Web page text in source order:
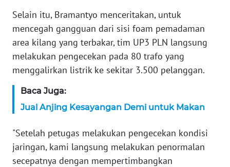
Selain itu, Bramantyo menceritakan, untuk
mencegah gangguan dari sisi foam pemadaman
area kilang yang terbakar, tim UP3 PLN langsung
melakukan pengecekan pada 80 trafo yang
menggalirkan listrik ke sekitar 3.500 pelanggan.
Baca Juga:
Jual Anjing Kesayangan Demi untuk Makan
"Setelah petugas melakukan pengecekan kondisi
jaringan, kami langsung melakukan penormalan
secepatnya dengan mempertimbangkan
PAPUA
WN
PAPUA
WN
WN
SERAMBI